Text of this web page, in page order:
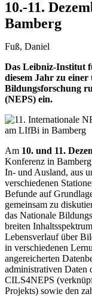
10.-11.
Bamberg
Fuß, Daniel
Das Leibniz-Institut
diesem Jahr zu
Bildungsforschung
(NEPS) ein.
Am 10. und 11.
Konferenz in
In- und Ausland, aus
verschiedenen
Befunde auf
gemeinsam zu
das Nationale
breiten
Lebensverlauf über
in verschiedenen
angereicherten
administrativen Daten
CILS4NEPS
Projekts) sowie den